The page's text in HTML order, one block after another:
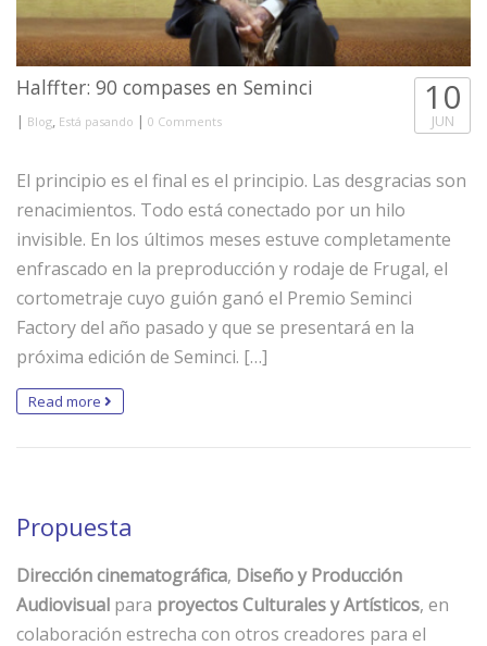
Halffter: 90 compases en Seminci
| Blog, Está pasando | 0 Comments
10
JUN
El principio es el final es el principio. Las desgracias son
renacimientos. Todo está conectado por un hilo
invisible. En los últimos meses estuve completamente
enfrascado en la preproducción y rodaje de Frugal, el
cortometraje cuyo guión ganó el Premio Seminci
Factory del año pasado y que se presentará en la
próxima edición de Seminci. […]
Read more
Propuesta
Dirección cinematográfica, Diseño y Producción
Audiovisual para proyectos Culturales y Artísticos, en
colaboración estrecha con otros creadores para el